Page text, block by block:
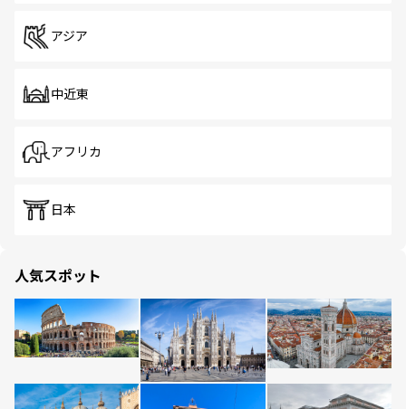
アジア
中近東
アフリカ
日本
人気スポット